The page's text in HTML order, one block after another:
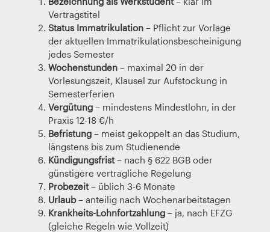
Vertragstitel
Status Immatrikulation – Pflicht zur Vorlage
der aktuellen Immatrikulationsbescheinigung
jedes Semester
Wochenstunden – maximal 20 in der
Vorlesungszeit, Klausel zur Aufstockung in
Semesterferien
Vergütung – mindestens Mindestlohn, in der
Praxis 12-18 €/h
Befristung – meist gekoppelt an das Studium,
längstens bis zum Studienende
Kündigungsfrist– nach § 622 BGB oder
günstigere vertragliche Regelung
Probezeit– üblich 3-6 Monate
Urlaub– anteilig nach Wochenarbeitstagen
Krankheits-Lohnfortzahlung – ja, nach EFZG
(gleiche Regeln wie Vollzeit)